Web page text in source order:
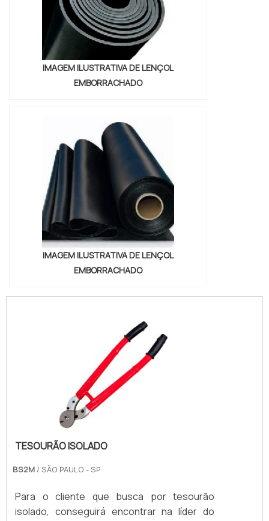
IMAGEM ILUSTRATIVA DE LENÇOL
EMBORRACHADO
IMAGEM ILUSTRATIVA DE LENÇOL
EMBORRACHADO
TESOURÃO ISOLADO
BS2M / SÃO PAULO - SP
Para o cliente que busca por tesourão
isolado, conseguirá encontrar na líder do